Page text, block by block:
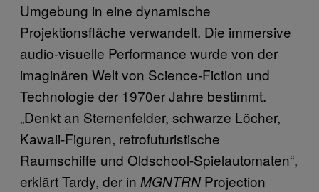
Umgebung in eine dynamische
Projektionsfläche verwandelt. Die immersive
audio-visuelle Performance wurde von der
imaginären Welt von Science-Fiction und
Technologie der 1970er Jahre bestimmt.
„Denkt an Sternenfelder, schwarze Löcher,
Kawaii-Figuren, retrofuturistische
Raumschiffe und Oldschool-Spielautomaten“,
erklärt Tardy, der in MGNTRN Projection